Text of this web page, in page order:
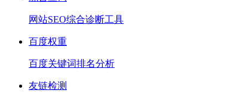
网站SEO综合诊断工具
百度权重
百度关键词排名分析
友链检测